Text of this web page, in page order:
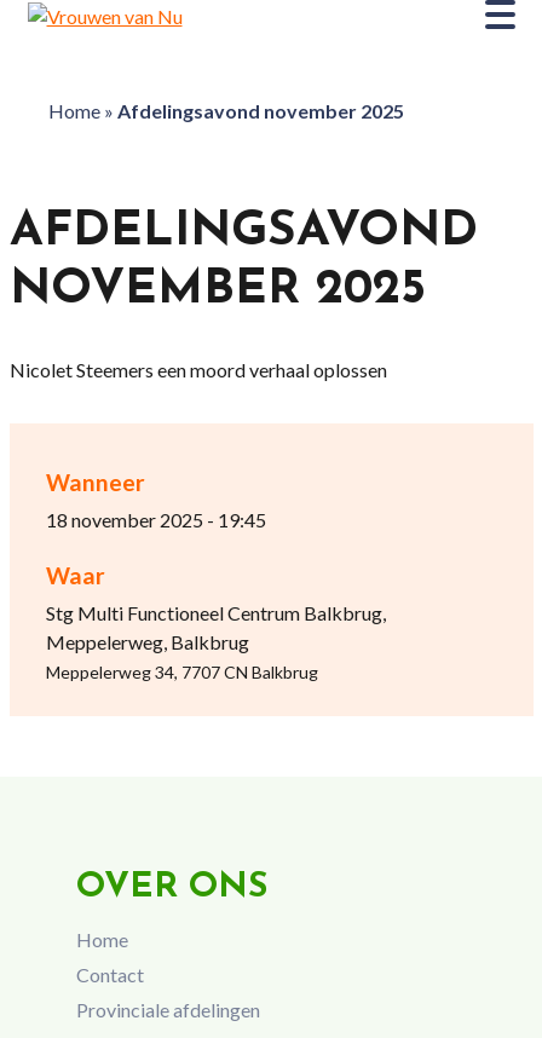
Home» Afdelingsavond november 2025
Wanneer
18 november 2025 - 19:45
Waar
Stg Multi Functioneel Centrum Balkbrug,
Meppelerweg, Balkbrug
Meppelerweg 34, 7707 CN Balkbrug
AFDELINGSAVOND
NOVEMBER 2025
Nicolet Steemers een moord verhaal oplossen
OVER ONS
Home
Contact
Provinciale afdelingen